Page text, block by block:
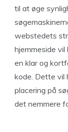
til at øge
webstedets
hjemmeside
en klar og
kode. Dette vil
placering på
det nemmere